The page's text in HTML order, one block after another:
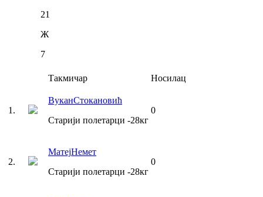
21
Ж
7
Такмичар Носилац
1 .
ВуканСтокановић
Старији полетарци -28кг
0
2.
МатејНемет
Старији полетарци -28кг
0